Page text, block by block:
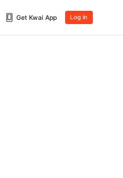
Get Kwai App Log in